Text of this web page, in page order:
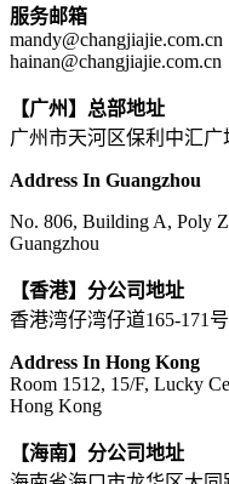
服务邮箱
mandy@changjiajie.com.cn
hainan@changjiajie.com.cn
【广州】总部地址
广州市天河区保利中汇广
Address In Guangzhou
No. 806, Building A, Poly
Guangzhou
【香港】分公司地址
香港湾仔湾仔道165-171
Address In Hong Kong
Room 1512, 15/F, Lucky
Hong Kong
【海南】分公司地址